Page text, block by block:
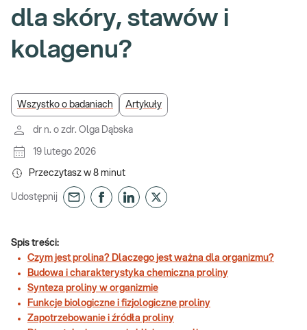
dla skóry, stawów i
kolagenu?
Wszystko o badaniach Artykuły
dr n. o zdr. Olga Dąbska
19 lutego 2026
Przeczytasz w 8 minut
Udostępnij
Spis treści:
Czym jest prolina? Dlaczego jest ważna dla organizmu?
Budowa i charakterystyka chemiczna proliny
Synteza proliny w organizmie
Funkcje biologiczne i fizjologiczne proliny
Zapotrzebowanie i źródła proliny